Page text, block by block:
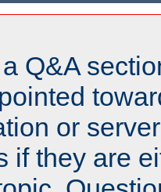
Q&A
or
if they are